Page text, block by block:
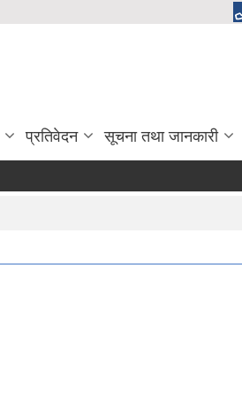
प्रतिवेदन सूचना तथा जानकारी